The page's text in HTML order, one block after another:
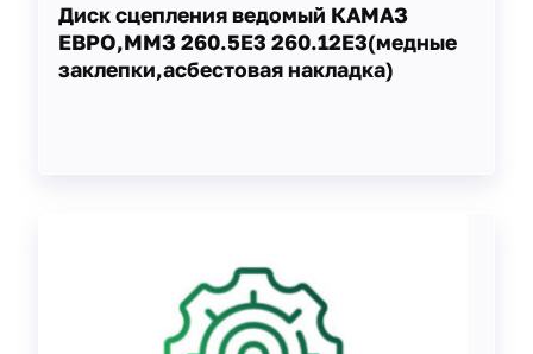
Диск сцепления ведомый КАМАЗ
ЕВРО,ММЗ 260.5Е3 260.12Е3(медные
заклепки,асбестовая накладка)